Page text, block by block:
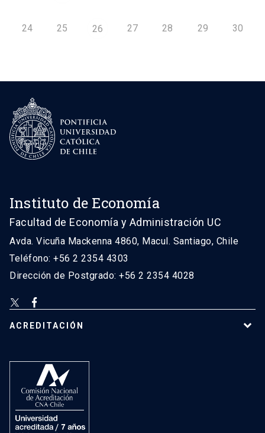
24 25 26 27 28 29 30
Instituto de Economía
Facultad de Economía y Administración UC
Avda. Vicuña Mackenna 4860, Macul. Santiago, Chile
Teléfono: +56 2 2354 4303
Dirección de Postgrado: +56 2 2354 4028
ACREDITACIÓN